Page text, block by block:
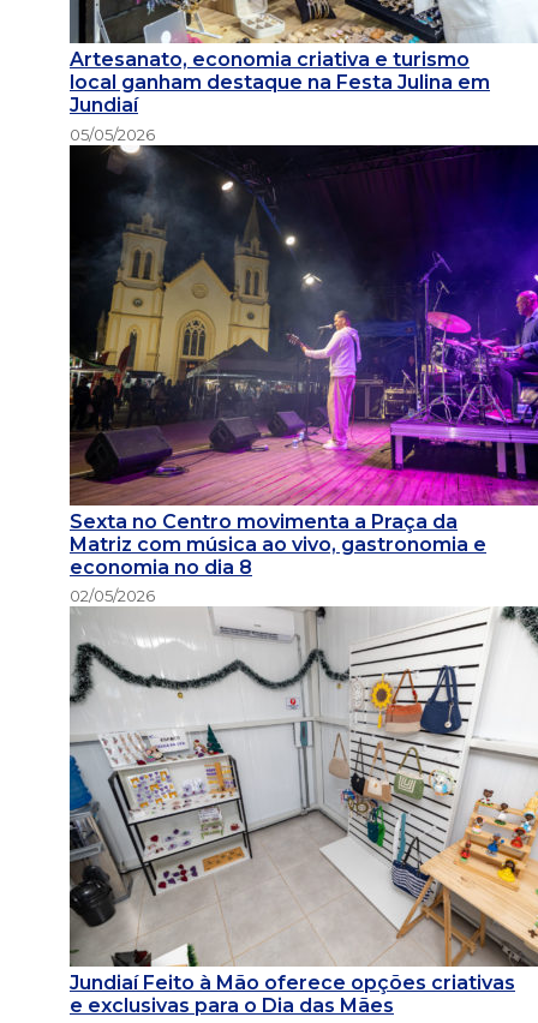
Artesanato, economia criativa e turismo
local ganham destaque na Festa Julina em
Jundiaí
05/05/2026
Sexta no Centro movimenta a Praça da
Matriz com música ao vivo, gastronomia e
economia no dia 8
02/05/2026
Jundiaí Feito à Mão oferece opções criativas
e exclusivas para o Dia das Mães